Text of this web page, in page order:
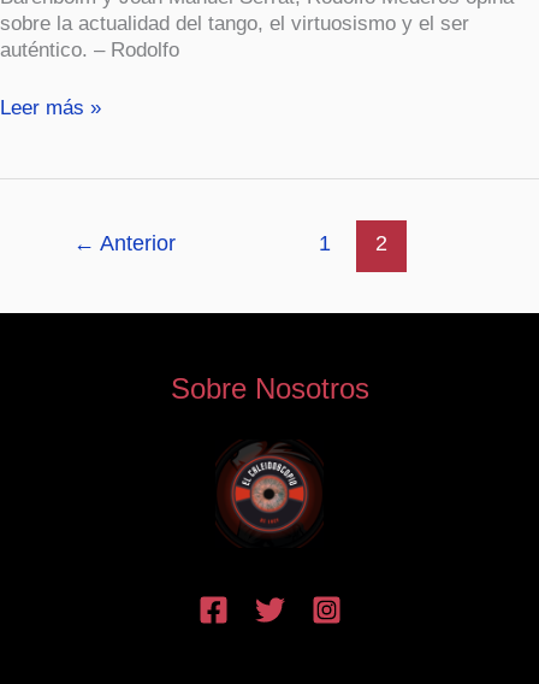
sobre la actualidad del tango, el virtuosismo y el ser
auténtico. – Rodolfo
Leer más »
← Anterior 1 2
Sobre Nosotros